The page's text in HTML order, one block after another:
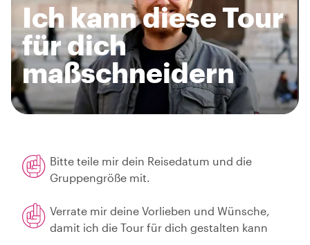
Ich kann diese Tour
für dich
maßschneidern
Bitte teile mir dein Reisedatum und die
Gruppengröße mit.
Verrate mir deine Vorlieben und Wünsche,
damit ich die Tour für dich gestalten kann